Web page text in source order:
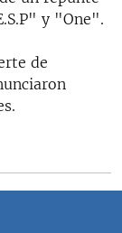
y "One".
de